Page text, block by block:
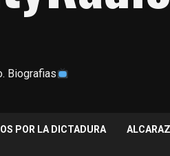
Biografias
POR LA DICTADURA